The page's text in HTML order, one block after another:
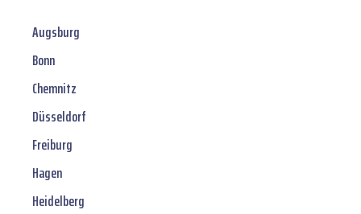
Augsburg
Bonn
Chemnitz
Düsseldorf
Freiburg
Hagen
Heidelberg